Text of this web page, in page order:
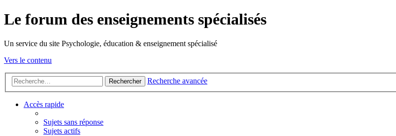
Le forum des enseignements spécialisés
Un service du site Psychologie, éducation & enseignement spécialisé
Vers le contenu
Rechercher Recherche avancée
Accès rapide
Sujets sans réponse
Sujets actifs